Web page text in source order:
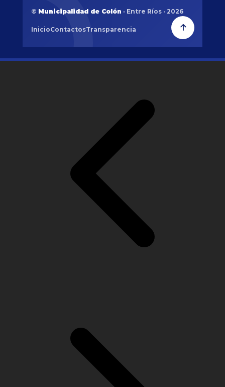
© Municipalidad de Colón · Entre Ríos · 2026
InicioContactosTransparencia